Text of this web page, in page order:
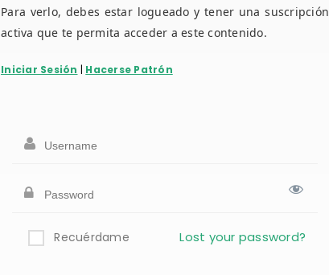
Para verlo, debes estar logueado y tener una suscripción
activa que te permita acceder a este contenido.
Iniciar Sesión | Hacerse Patrón
Recuérdame Lost your password?